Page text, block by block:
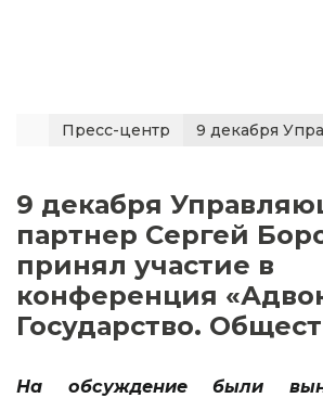
Пресс-центр
9 декабря
партнер Сергей
принял участие в
конференция
Государство.
На обсуждение были